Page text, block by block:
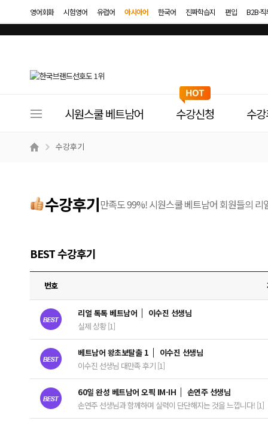
영어회화 시험영어 유럽어 아시아어 한국어 진짜학습지 편입 B2B·
이
메
시원스쿨 베트남어 수강신청 수
수강후기
수강후기만족도 99%! 시원스쿨 베트남어 회원들의 리
BEST 수강후기
번호
리얼 톡톡 베트남어
이수진 선생님
실제 상황 [1]
베트남어 왕초보탈출 1
이수진 선생님
이수진 선생님 대만족 후기 [1]
60일 완성 베트남어 오픽 IM-IH
손연주 선생님
손연주 선생님과 함께하며 실력이 단단해지는 것을 느낍니다! [1]